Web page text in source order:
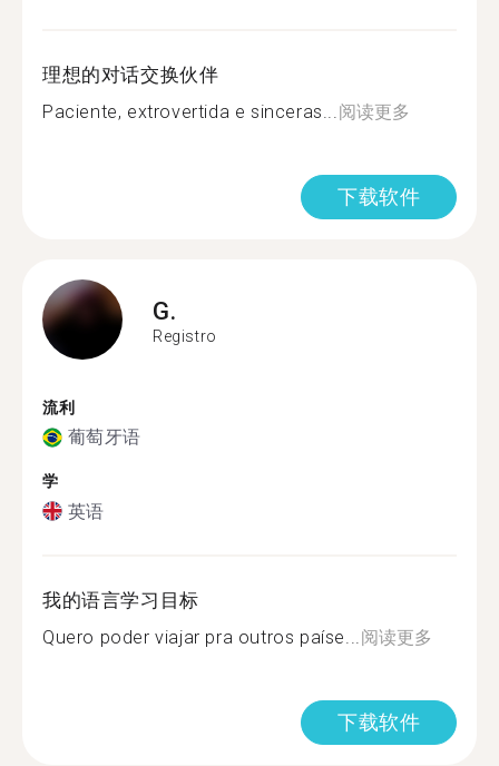
理想的对话交换伙伴
Paciente, extrovertida e sinceras... 阅读更多
下载软件
G.
Registro
流利
葡萄牙语
学
英语
我的语言学习目标
Quero poder viajar pra outros paíse... 阅读更多
下载软件